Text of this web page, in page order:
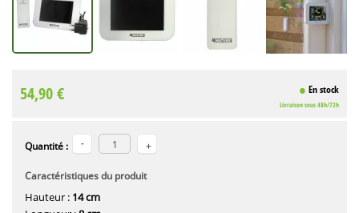
54,90 € En stock
Livraison sous 48h/72h
Quantité :
Caractéristiques du produit
Hauteur : 14 cm